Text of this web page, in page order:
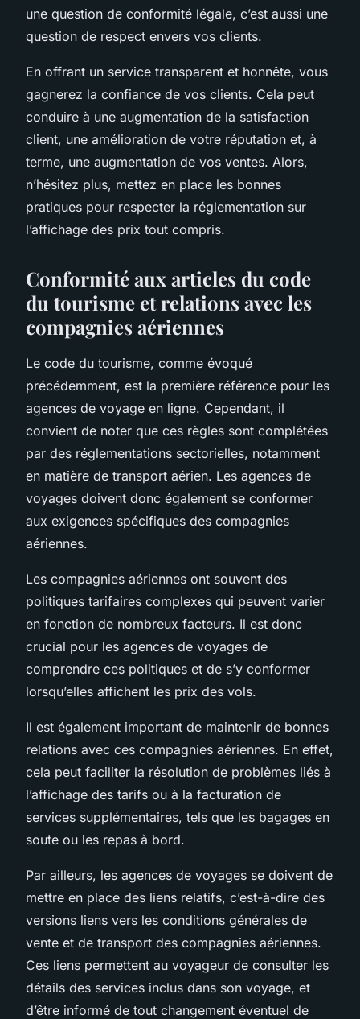
une question de conformité légale, c’est aussi une
question de respect envers vos clients.
En offrant un service transparent et honnête, vous
gagnerez la confiance de vos clients. Cela peut
conduire à une augmentation de la satisfaction
client, une amélioration de votre réputation et, à
terme, une augmentation de vos ventes. Alors,
n’hésitez plus, mettez en place les bonnes
pratiques pour respecter la réglementation sur
l’affichage des prix tout compris.
Conformité aux articles du code
du tourisme et relations avec les
compagnies aériennes
Le code du tourisme, comme évoqué
précédemment, est la première référence pour les
agences de voyage en ligne. Cependant, il
convient de noter que ces règles sont complétées
par des réglementations sectorielles, notamment
en matière de transport aérien. Les agences de
voyages doivent donc également se conformer
aux exigences spécifiques des compagnies
aériennes.
Les compagnies aériennes ont souvent des
politiques tarifaires complexes qui peuvent varier
en fonction de nombreux facteurs. Il est donc
crucial pour les agences de voyages de
comprendre ces politiques et de s’y conformer
lorsqu’elles affichent les prix des vols.
Il est également important de maintenir de bonnes
relations avec ces compagnies aériennes. En effet,
cela peut faciliter la résolution de problèmes liés à
l’affichage des tarifs ou à la facturation de
services supplémentaires, tels que les bagages en
soute ou les repas à bord.
Par ailleurs, les agences de voyages se doivent de
mettre en place des liens relatifs, c’est-à-dire des
versions liens vers les conditions générales de
vente et de transport des compagnies aériennes.
Ces liens permettent au voyageur de consulter les
détails des services inclus dans son voyage, et
d’être informé de tout changement éventuel de